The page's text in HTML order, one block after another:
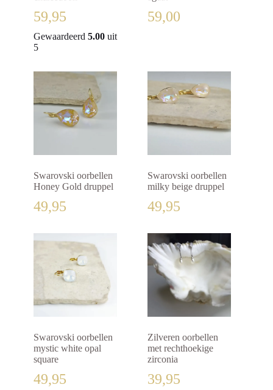
59,95
Gewaardeerd 5.00 uit
5
59,00
Swarovski oorbellen
Honey Gold druppel
49,95
Swarovski oorbellen
milky beige druppel
49,95
Swarovski oorbellen
mystic white opal
square
49,95
Zilveren oorbellen
met rechthoekige
zirconia
39,95